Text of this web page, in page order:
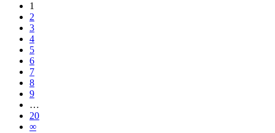
1
2
3
4
5
6
7
8
9
…
20
∞